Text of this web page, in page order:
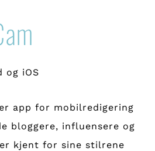
og iOS
app for mobilredigering
bloggere, influensere og
kjent for sine stilrene